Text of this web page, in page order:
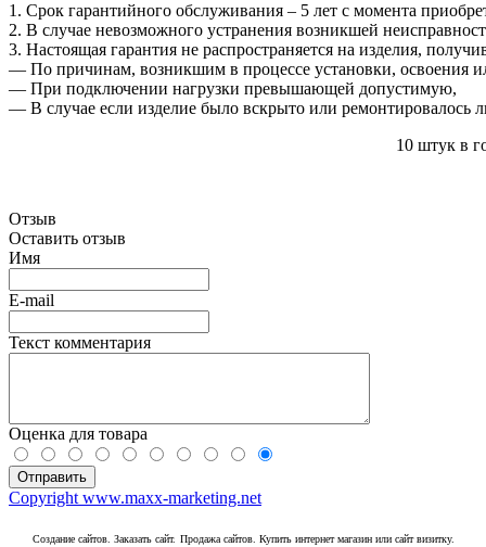
1. Срок гарантийного обслуживания – 5 лет с момента
2. В случае невозможного устранения возникшей
3. Настоящая гарантия не распространяется на изделия,
― По причинам, возникшим в процессе установки, освоения
― При подключении нагрузки превышающей допустимую,
― В случае если изделие было вскрыто или ремонтировалось
10 штук в
Отзыв
Оставить отзыв
Имя
E-mail
Текст комментария
Оценка для товара
Copyright www.maxx-marketing.net
Создание сайтов. Заказать сайт. Продажа сайтов. Купить интернет магазин или сайт визитку.